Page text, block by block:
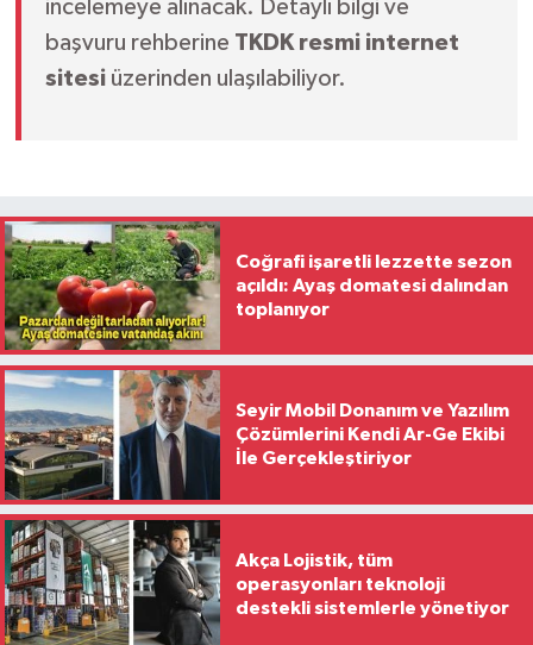
incelemeye alınacak. Detaylı bilgi ve
başvuru rehberine TKDK resmi internet
sitesiüzerinden ulaşılabiliyor.
Coğrafi işaretli lezzette sezon
açıldı: Ayaş domatesi dalından
toplanıyor
Seyir Mobil Donanım ve Yazılım
Çözümlerini Kendi Ar-Ge Ekibi
İle Gerçekleştiriyor
Akça Lojistik, tüm
operasyonları teknoloji
destekli sistemlerle yönetiyor